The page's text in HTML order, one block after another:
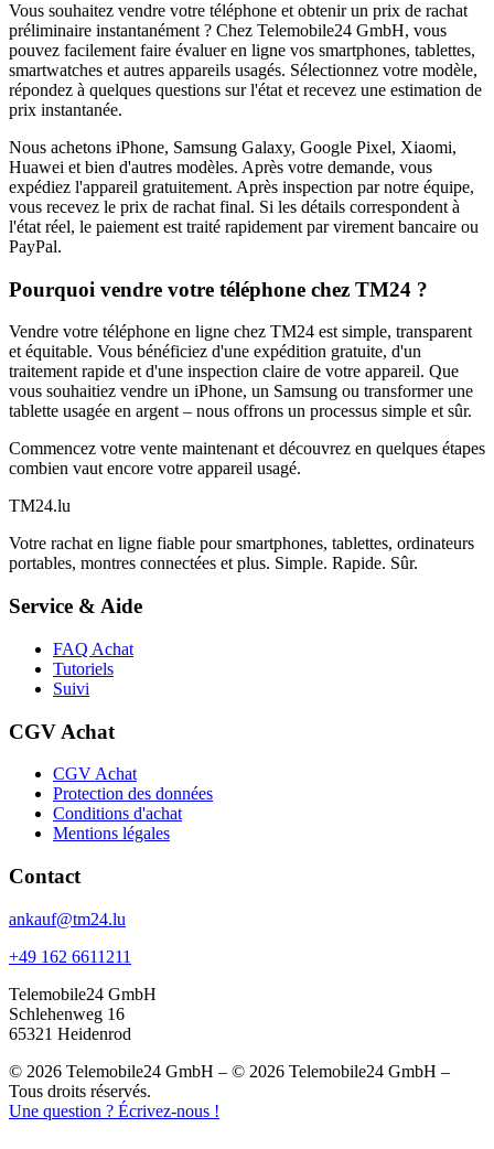
Vous souhaitez vendre votre téléphone et obtenir un prix de rachat
préliminaire instantanément ? Chez Telemobile24 GmbH, vous
pouvez facilement faire évaluer en ligne vos smartphones, tablettes,
smartwatches et autres appareils usagés. Sélectionnez votre modèle,
répondez à quelques questions sur l'état et recevez une estimation de
prix instantanée.
Nous achetons iPhone, Samsung Galaxy, Google Pixel, Xiaomi,
Huawei et bien d'autres modèles. Après votre demande, vous
expédiez l'appareil gratuitement. Après inspection par notre équipe,
vous recevez le prix de rachat final. Si les détails correspondent à
l'état réel, le paiement est traité rapidement par virement bancaire ou
PayPal.
Pourquoi vendre votre téléphone chez TM24 ?
Vendre votre téléphone en ligne chez TM24 est simple, transparent
et équitable. Vous bénéficiez d'une expédition gratuite, d'un
traitement rapide et d'une inspection claire de votre appareil. Que
vous souhaitiez vendre un iPhone, un Samsung ou transformer une
tablette usagée en argent – nous offrons un processus simple et sûr.
Commencez votre vente maintenant et découvrez en quelques étapes
combien vaut encore votre appareil usagé.
TM24.lu
Votre rachat en ligne fiable pour smartphones, tablettes, ordinateurs
portables, montres connectées et plus. Simple. Rapide. Sûr.
Service & Aide
FAQ Achat
Tutoriels
Suivi
CGV Achat
CGV Achat
Protection des données
Conditions d'achat
Mentions légales
Contact
ankauf@tm24.lu
+49 162 6611211
Telemobile24 GmbH
Schlehenweg 16
65321 Heidenrod
© 2026 Telemobile24 GmbH – © 2026 Telemobile24 GmbH –
Tous droits réservés.
Une question ? Écrivez-nous !